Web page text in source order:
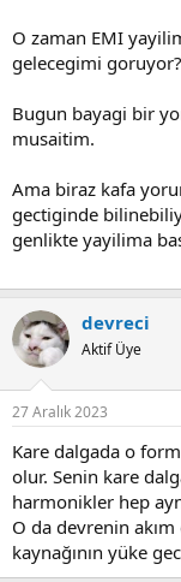
O zaman EMI
gelecegimi goruyor?
Bugun bayagi bir
musaitim.
Ama biraz kafa
gectiginde
genlikte yayilima
devreci
Aktif Üye
27 Aralık 2023
Kare dalgada o
olur. Senin kare
harmonikler hep
O da devrenin
kaynağının yüke